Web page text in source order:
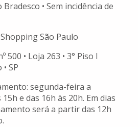
• Sem incidência de
São Paulo
500 • Loja 263 • 3° Piso I
SP
segunda-feira a
e das 16h às 20h. Em dias
será a partir das 12h